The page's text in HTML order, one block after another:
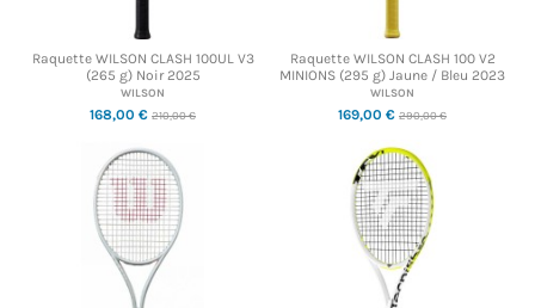
Raquette WILSON CLASH 100UL V3
(265 g) Noir 2025
WILSON
168,00 € 210,00 €
Raquette WILSON CLASH 100 V2
MINIONS (295 g) Jaune / Bleu 2023
WILSON
169,00 € 290,00 €